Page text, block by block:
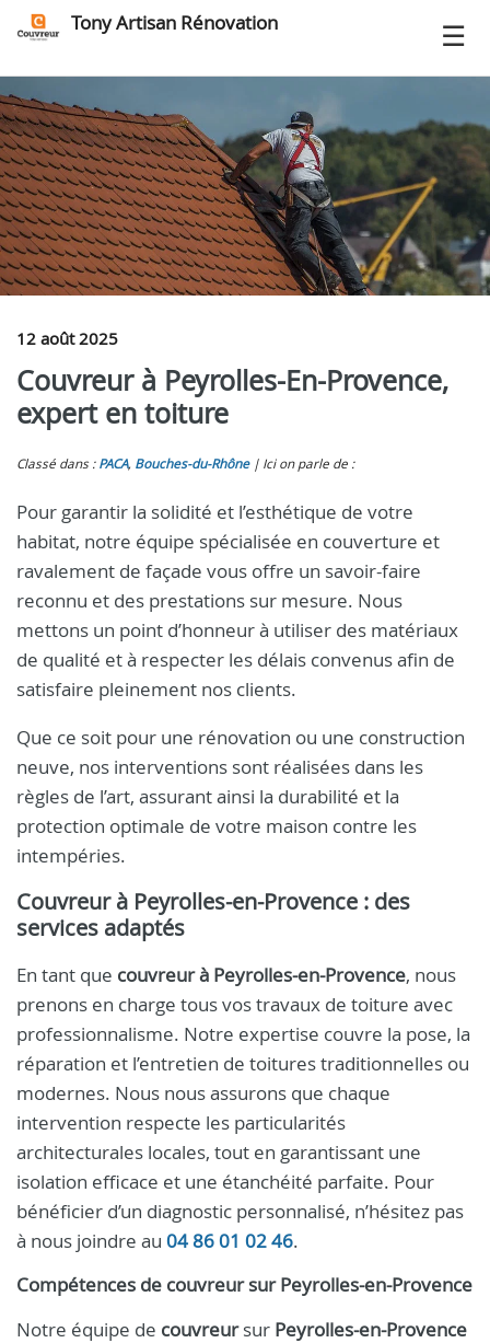
Tony Artisan Rénovation
12 août 2025
Couvreur à Peyrolles-En-Provence,
expert en toiture
Classé dans : PACA, Bouches-du-Rhône Ici on parle de :
Pour garantir la solidité et l’esthétique de votre
habitat, notre équipe spécialisée en couverture et
ravalement de façade vous offre un savoir-faire
reconnu et des prestations sur mesure. Nous
mettons un point d’honneur à utiliser des matériaux
de qualité et à respecter les délais convenus afin de
satisfaire pleinement nos clients.
Que ce soit pour une rénovation ou une construction
neuve, nos interventions sont réalisées dans les
règles de l’art, assurant ainsi la durabilité et la
protection optimale de votre maison contre les
intempéries.
Couvreur à Peyrolles-en-Provence : des
services adaptés
En tant que couvreur à Peyrolles-en-Provence, nous
prenons en charge tous vos travaux de toiture avec
professionnalisme. Notre expertise couvre la pose, la
réparation et l’entretien de toitures traditionnelles ou
modernes. Nous nous assurons que chaque
intervention respecte les particularités
architecturales locales, tout en garantissant une
isolation efficace et une étanchéité parfaite. Pour
bénéficier d’un diagnostic personnalisé, n’hésitez pas
à nous joindre au 04 86 01 02 46.
Compétences de couvreursurPeyrolles-en-Provence
Notre équipe de couvreursur Peyrolles-en-Provence